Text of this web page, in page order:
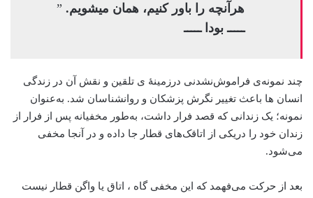
هرآنچه را باور کنیم، همان میشویم. ”
ـــــ بودا ـــــ
چند نمونه‌ی فراموش‌نشدنی درزمینهٔ ی تلقین و نقش آن در زندگی
انسان ها باعث تغییر نگرش پزشکان و روانشناسان شد. به‌عنوان
نمونه؛ یک زندانی که قصد فرار داشت، به‌طور مخفیانه پس از فرار از
زندان خود را دریکی از اتاقک‌های قطار جا داده و در آنجا مخفی
می‌شود.
بعد از حرکت می‌فهمد که این مخفی گاه ، اتاق یا واگن قطار نیست